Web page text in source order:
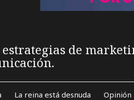
de
La reina está desnuda Opinión